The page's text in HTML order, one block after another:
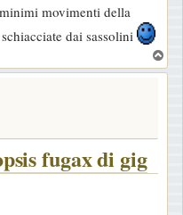
movimenti della
dai sassolini
o
fugax di gig